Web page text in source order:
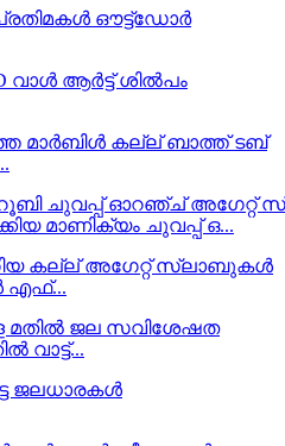
മാണിക്യം ചുവപ്പ് ഒ...
എഫ്...
വാട്ട്...